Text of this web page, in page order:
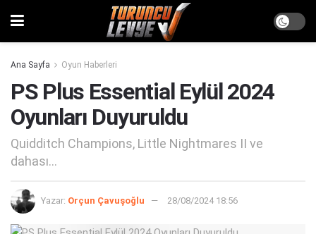
Ana Sayfa Oyun Haberleri
PS Plus Essential Eylül 2024
Oyunları Duyuruldu
Quidditch Champions, Little Nightmares II ve
dahası...
Yazar: Orçun Çavuşoğlu 28/08/2024 18:56